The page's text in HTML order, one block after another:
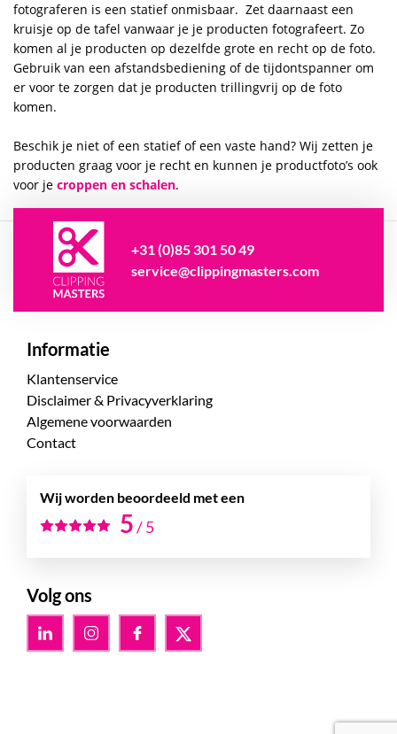
fotograferen is een statief onmisbaar. Zet daarnaast een
kruisje op de tafel vanwaar je je producten fotografeert. Zo
komen al je producten op dezelfde grote en recht op de foto.
Gebruik van een afstandsbediening of de tijdontspanner om
er voor te zorgen dat je producten trillingvrij op de foto
komen.
Beschik je niet of een statief of een vaste hand? Wij zetten je
producten graag voor je recht en kunnen je productfoto’s ook
voor je croppen en schalen.
+31 (0)85 301 50 49
service@clippingmasters.com
Informatie
Klantenservice
Disclaimer & Privacyverklaring
Algemene voorwaarden
Contact
Wij worden beoordeeld met een
5/5
Volg ons